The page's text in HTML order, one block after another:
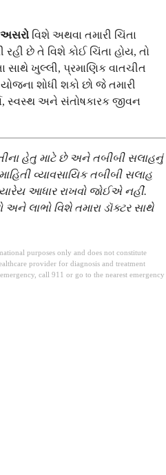
વિશે અથવા તમારી ચિંતા
છે તે વિશે કોઈ ચિંતા હોય, તો
સાથે ખુલ્લી, પ્રમાણિક વાતચીત
શોધી શકો છો જે તમારી
સ્વસ્થ અને સંતોષકારક જીવન
હેતુ માટે છે અને તબીબી સલાહનું
વ્યાવસાયિક તબીબી સલાહ
આધાર રાખવો જોઈએ નહીં.
લાભો વિશે તમારા ડૉક્ટર સાથે
purposes only and does not constitute
provider for diagnosis and treatment
call 911 or go to the nearest emergency